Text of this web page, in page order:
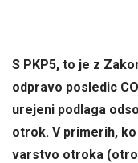
S PKP5, to je z
odpravo posledic
urejeni podlaga
otrok. V primerih,
varstvo otroka